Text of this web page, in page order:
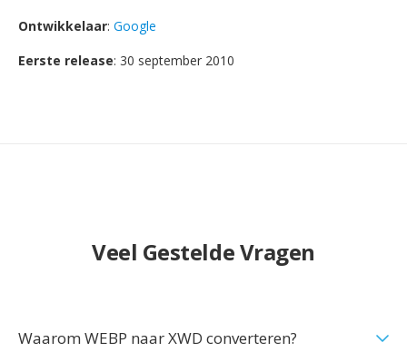
Ontwikkelaar: Google
Eerste release: 30 september 2010
Veel Gestelde Vragen
Waarom WEBP naar XWD converteren?